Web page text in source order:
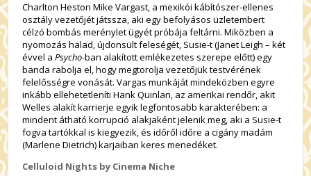
Charlton Heston Mike Vargast, a mexikói kábítószer-ellenes
osztály vezetőjét játssza, aki egy befolyásos üzletembert
célzó bombás merénylet ügyét próbája feltárni. Miközben a
nyomozás halad, újdonsült feleségét, Susie-t (Janet Leigh – két
évvel aPsycho-ban alakított emlékezetes szerepe előtt) egy
banda rabolja el, hogy megtorolja vezetőjük testvérének
felelősségre vonását. Vargas munkáját mindeközben egyre
inkább ellehetetleníti Hank Quinlan, az amerikai rendőr, akit
Welles alakít karrierje egyik legfontosabb karakterében: a
mindent átható korrupció alakjaként jelenik meg, aki a Susie-t
fogva tartókkal is kiegyezik, és időről időre a cigány madám
(Marlene Dietrich) karjaiban keres menedéket.
Celluloid Nights by Cinema Niche